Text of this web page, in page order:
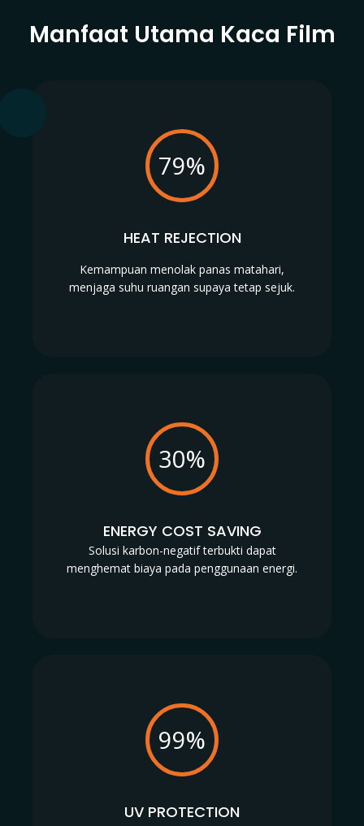
Manfaat Utama Kaca Film
79%
HEAT REJECTION
Kemampuan menolak panas matahari,
menjaga suhu ruangan supaya tetap sejuk.
30%
ENERGY COST SAVING
Solusi karbon-negatif terbukti dapat
menghemat biaya pada penggunaan energi.
99%
UV PROTECTION